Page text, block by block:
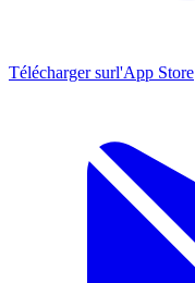
Télécharger surl'App Store